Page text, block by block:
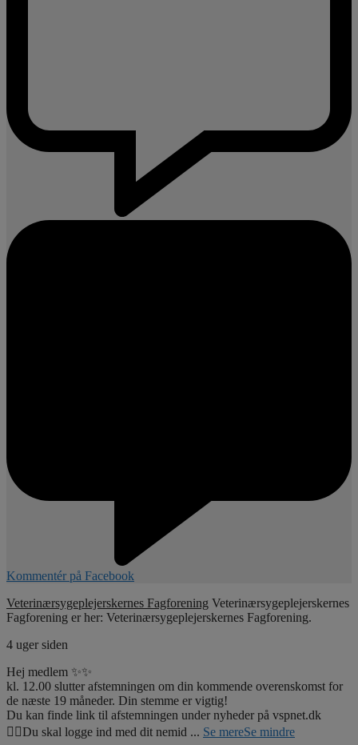
Kommentér på Facebook
Veterinærsygeplejerskernes Fagforening Veterinærsygeplejerskernes
Fagforening er her: Veterinærsygeplejerskernes Fagforening.
4 uger siden
Hej medlem ✨✨
kl. 12.00 slutter afstemningen om din kommende overenskomst for
de næste 19 måneder. Din stemme er vigtig!
Du kan finde link til afstemningen under nyheder på vspnet.dk
☝🏼Du skal logge ind med dit nemid ... Se mereSe mindre